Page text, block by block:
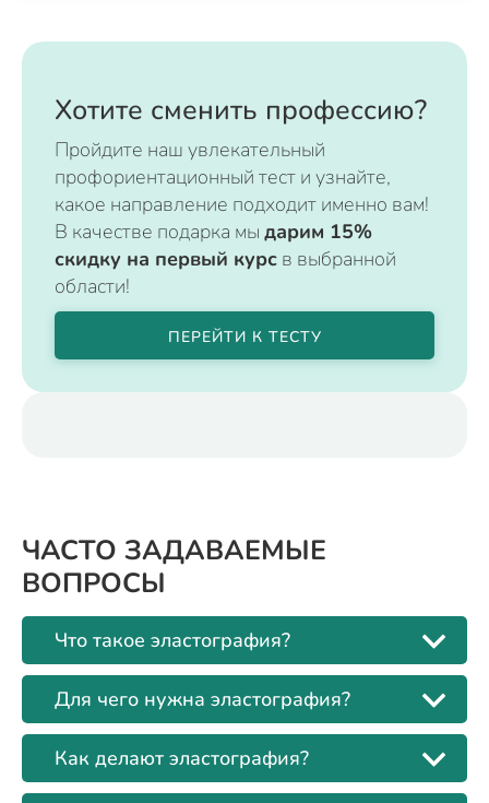
Хотите сменить профессию?
Пройдите наш увлекательный
профориентационный тест и узнайте,
какое направление подходит именно вам!
В качестве подарка мы дарим 15%
скидку на первый курс в выбранной
области!
ПЕРЕЙТИ К ТЕСТУ
ЧАСТО ЗАДАВАЕМЫЕ
ВОПРОСЫ
Что такое эластография?
Для чего нужна эластография?
Как делают эластография?